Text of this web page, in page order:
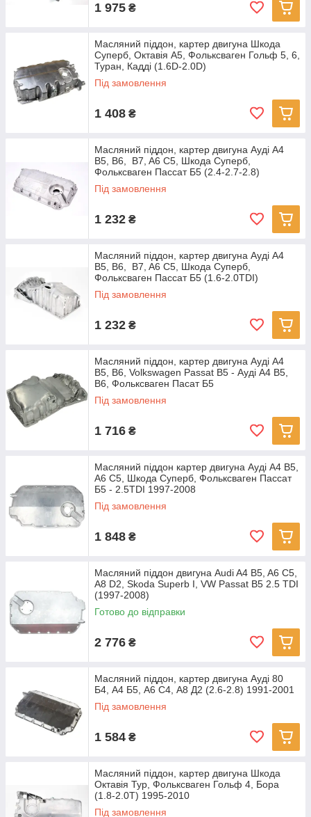
1 975 ₴
Масляний піддон, картер двигуна Шкода
Суперб, Октавія А5, Фольксваген Гольф 5, 6,
Туран, Кадді (1.6D-2.0D)
Під замовлення
1 408 ₴
Масляний піддон, картер двигуна Ауді A4
B5, B6, B7, A6 C5, Шкода Суперб,
Фольксваген Пассат Б5 (2.4-2.7-2.8)
Під замовлення
1 232 ₴
Масляний піддон, картер двигуна Ауді A4
B5, B6, B7, A6 C5, Шкода Суперб,
Фольксваген Пассат Б5 (1.6-2.0TDI)
Під замовлення
1 232 ₴
Масляний піддон, картер двигуна Ауді A4
B5, B6, Volkswagen Passat B5 - Ауді A4 B5,
B6, Фольксваген Пасат Б5
Під замовлення
1 716 ₴
Масляний піддон картер двигуна Ауді A4 B5,
А6 C5, Шкода Суперб, Фольксваген Пассат
Б5 - 2.5TDI 1997-2008
Під замовлення
1 848 ₴
Масляний піддон двигуна Audi A4 B5, A6 C5,
A8 D2, Skoda Superb I, VW Passat B5 2.5 TDI
(1997-2008)
Готово до відправки
2 776 ₴
Масляний піддон, картер двигуна Ауді 80
Б4, А4 Б5, А6 С4, А8 Д2 (2.6-2.8) 1991-2001
Під замовлення
1 584 ₴
Масляний піддон, картер двигуна Шкода
Октавія Тур, Фольксваген Гольф 4, Бора
(1.8-2.0T) 1995-2010
Під замовлення